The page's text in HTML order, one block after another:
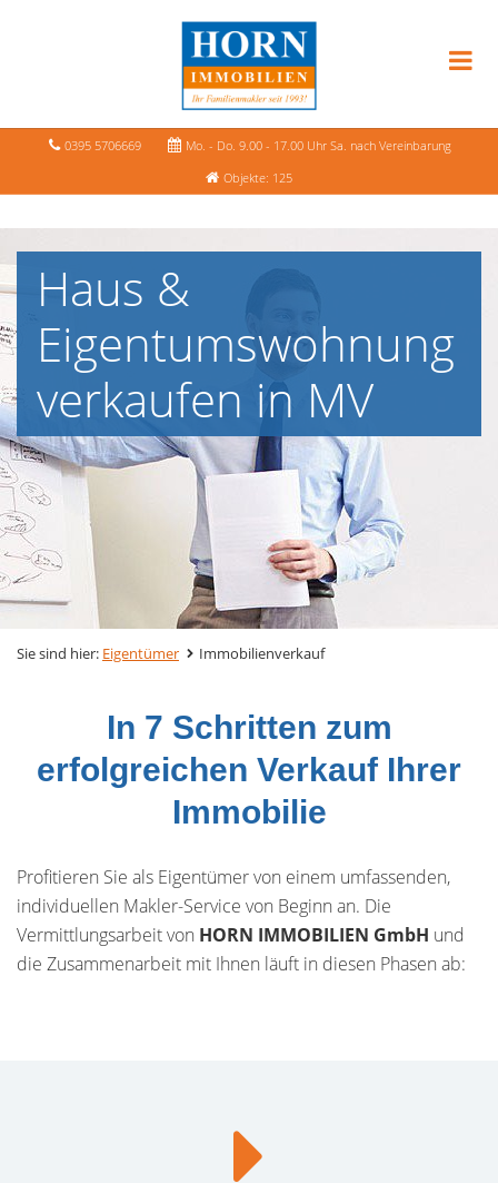
0395 5706669
Mo. - Do. 9.00 - 17.00 Uhr Sa. nach Vereinbarung
Objekte: 125
Haus &
Eigentumswohnung
verkaufen in MV
Sie sind hier: Eigentümer Immobilienverkauf
In 7 Schritten zum
erfolgreichen Verkauf Ihrer
Immobilie
Profitieren Sie als Eigentümer von einem umfassenden,
individuellen Makler-Service von Beginn an. Die
Vermittlungsarbeit von HORN IMMOBILIEN GmbH und
die Zusammenarbeit mit Ihnen läuft in diesen Phasen ab: